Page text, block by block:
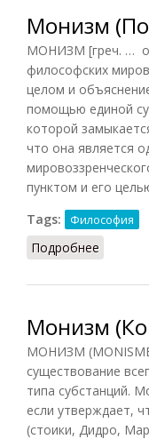
Монизм
МОНИЗМ [греч. …
философских
целом и
помощью единой
которой
что она является
пунктом и его
Tags:
Философия
Подробнее
Монизм
МОНИЗМ
существование
типа субстанций.
если утверждает,
(стоики, Дидро,